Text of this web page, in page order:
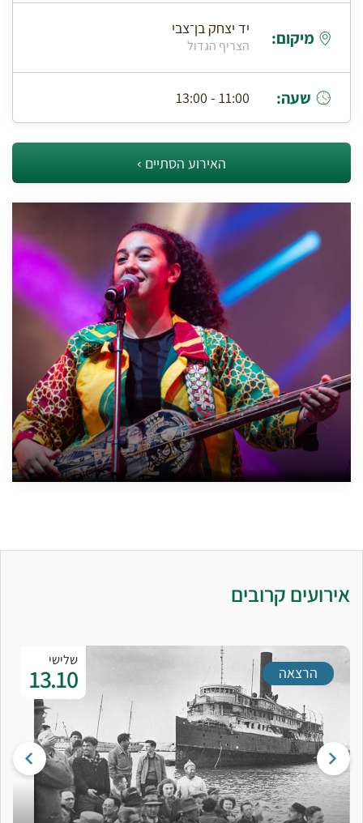
מיקום: יד יצחק בן־צבי
הצריף הגדול
שעה: 11:00 - 13:00
האירוע הסתיים
אירועים קרובים
שלישי
13.10 הרצאה